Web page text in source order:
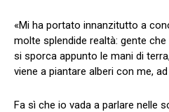
«Mi ha portato innanzitutto a
molte splendide realtà: gente
si sporca appunto le mani di
viene a piantare alberi con me,
Fa sì che io vada a parlare nelle